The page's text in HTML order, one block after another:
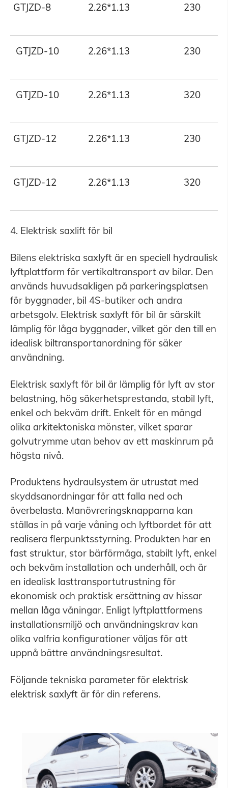
GTJZD-8 2.26*1.13 230
GTJZD-10 2.26*1.13 230
GTJZD-10 2.26*1.13 320
GTJZD-12 2.26*1.13 230
GTJZD-12 2.26*1.13 320
4. Elektrisk saxlift för bil
Bilens elektriska saxlyft är en speciell hydraulisk
lyftplattform för vertikaltransport av bilar. Den
används huvudsakligen på parkeringsplatsen
för byggnader, bil 4S-butiker och andra
arbetsgolv. Elektrisk saxlyft för bil är särskilt
lämplig för låga byggnader, vilket gör den till en
idealisk biltransportanordning för säker
användning.
Elektrisk saxlyft för bil är lämplig för lyft av stor
belastning, hög säkerhetsprestanda, stabil lyft,
enkel och bekväm drift. Enkelt för en mängd
olika arkitektoniska mönster, vilket sparar
golvutrymme utan behov av ett maskinrum på
högsta nivå.
Produktens hydraulsystem är utrustat med
skyddsanordningar för att falla ned och
överbelasta. Manövreringsknapparna kan
ställas in på varje våning och lyftbordet för att
realisera flerpunktsstyrning. Produkten har en
fast struktur, stor bärförmåga, stabilt lyft, enkel
och bekväm installation och underhåll, och är
en idealisk lasttransportutrustning för
ekonomisk och praktisk ersättning av hissar
mellan låga våningar. Enligt lyftplattformens
installationsmiljö och användningskrav kan
olika valfria konfigurationer väljas för att
uppnå bättre användningsresultat.
Följande tekniska parameter för elektrisk
elektrisk saxlyft är för din referens.